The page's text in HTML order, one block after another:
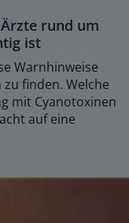
rund um
ist
Warnhinweise
finden. Welche
mit Cyanotoxinen
auf eine